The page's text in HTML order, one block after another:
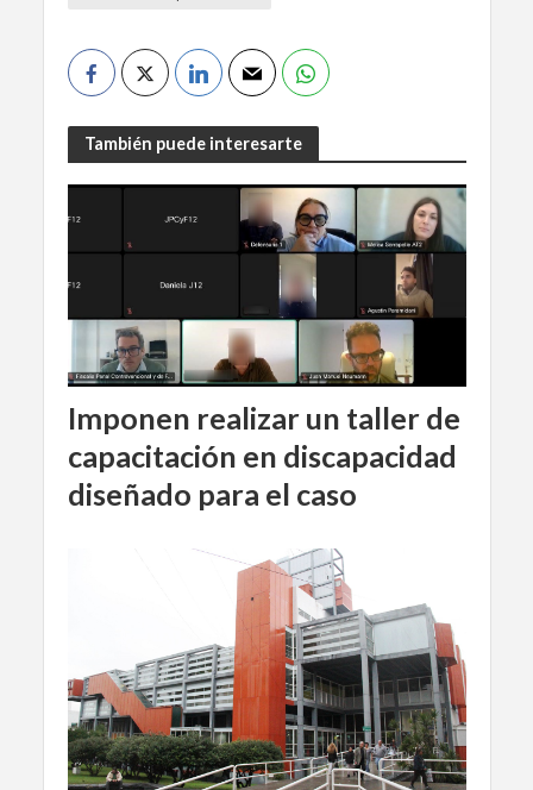
También puede interesarte
Imponen realizar un taller de
capacitación en discapacidad
diseñado para el caso